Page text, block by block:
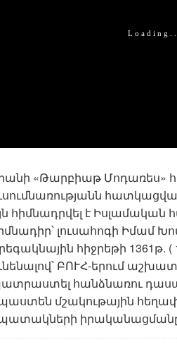
«Թարբիաթ Մոդառես»
հիմնադրվել է
լուսահոգի Իմամ
հիջրեթի 1361թ.
ԲՈՒՀ-երում
հանձնառու
մշակութային